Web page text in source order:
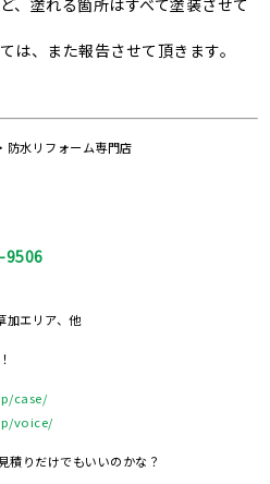
は、また報告させて頂きます。
防水リフォーム専門店
9506
加エリア、他
case/
voice/
りだけでもいいのかな？